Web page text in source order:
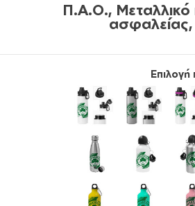
Π.Α.Ο., Μεταλλικό
ασφαλείας,